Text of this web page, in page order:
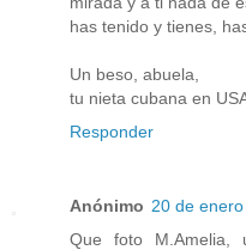
has tenido y tienes,
Un beso, abuela,
tu nieta cubana en
Responder
Anónimo 20 de
Que foto M.Amelia,